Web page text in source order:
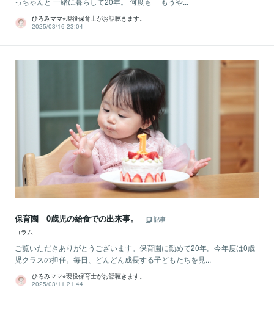
ひろみママ⭐︎現役保育士がお話聴きます。
2025/03/16 23:04
保育園 0歳児の給食での出来事。
記事
コラム
ご覧いただきありがとうございます。保育園に勤めて20年。今年度は0歳
児クラスの担任。毎日、どんどん成長する子どもたちを見...
ひろみママ⭐︎現役保育士がお話聴きます。
2025/03/11 21:44